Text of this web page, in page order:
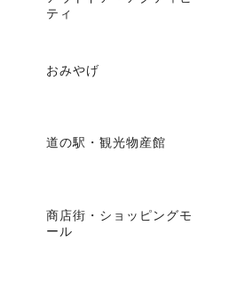
ティ
おみやげ
道の駅・観光物産館
商店街・ショッピングモ
ール